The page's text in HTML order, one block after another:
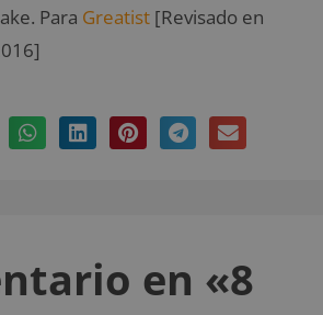
Para Greatist [Revisado en
en «8